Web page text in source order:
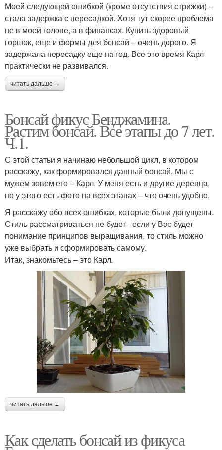
Моей следующей ошибкой (кроме отсутствия стрижки) –
стала задержка с пересадкой. Хотя тут скорее проблема
не в моей голове, а в финансах. Купить здоровый
горшок, еще и формы для бонсай – очень дорого. Я
задержала пересадку еще на год. Все это время Карл
практически не развивался.
читать дальше →
Бонсай фикус Бенджамина.
Растим бонсай. Все этапы до 7 лет.
Ч.1.
С этой статьи я начинаю небольшой цикл, в котором
расскажу, как формировался данный бонсай. Мы с
мужем зовем его – Карл. У меня есть и другие деревца,
но у этого есть фото на всех этапах – что очень удобно.
Я расскажу обо всех ошибках, которые были допущены.
Стиль рассматриваться не будет - если у Вас будет
понимание принципов выращивания, то стиль можно
уже выбрать и сформировать самому.
Итак, знакомьтесь – это Карл.
читать дальше →
Как сделать бонсай из фикуса